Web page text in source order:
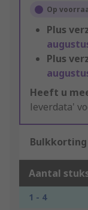
Op
Plus
Plus
Heeft u
leverdata'
Bulkkorting
Aantal
1 - 4